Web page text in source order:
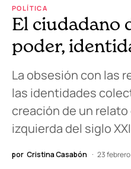
POLÍTICA
El ciudadano
poder,
La obsesión con las
las identidades
creación de un relato
izquierda del siglo
por Cristina Casabón 23